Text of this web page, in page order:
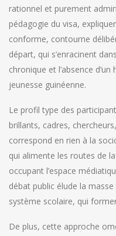
rationnel et purement
pédagogie du visa,
conforme, contourne
départ, qui s’enracinent
chronique et l’absence
jeunesse guinéenne.
Le profil type des
brillants, cadres,
correspond en rien à la
qui alimente les routes de
occupant l’espace
débat public élude la
système scolaire, qui
De plus, cette approche